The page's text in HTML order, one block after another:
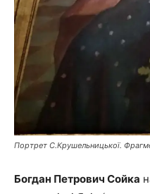
Портрет С.Крушельницької.
Богдан Петрович Сойка